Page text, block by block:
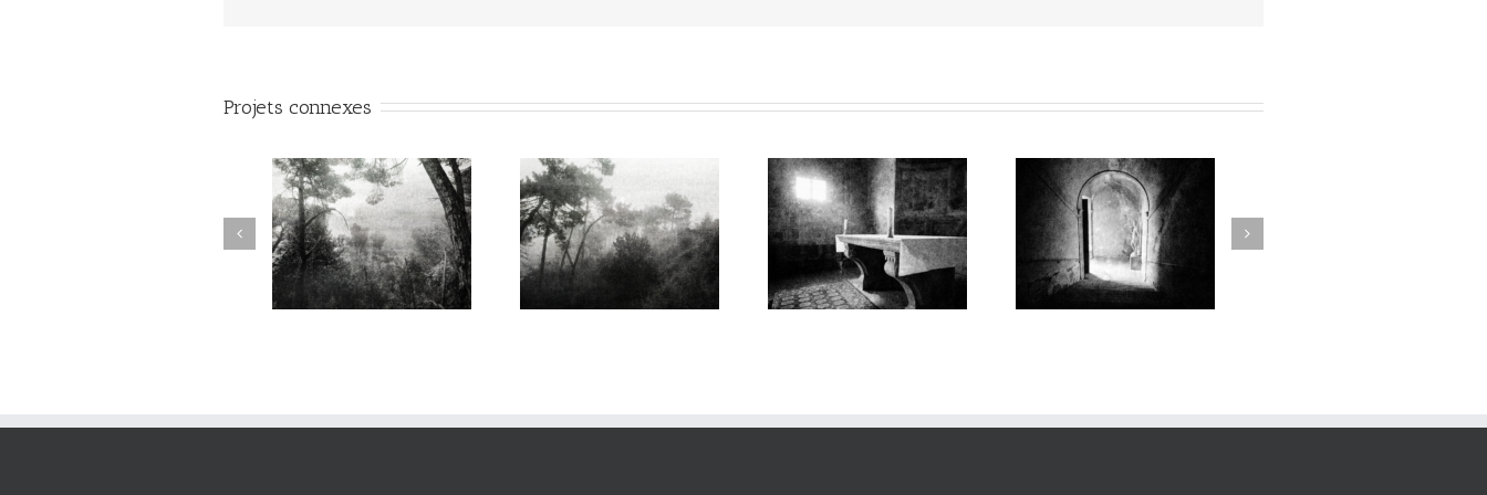
Projets connexes
Sur l’Épaule du Temps Sur l’Épaule du Temps Sur l’Épaule du Temps Sur l’Épaule du Temps Sur l’Épaule du Temps